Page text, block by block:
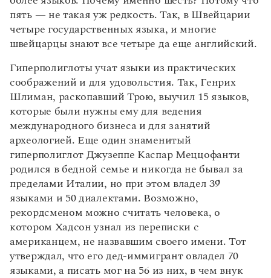
Словари русского языка как государственного
Правила русской орфографии и пунктуации
Русский язык. Краткий теоретический курс
для школьников
Письмовник
Справочник по пунктуации
Словарь-справочник трудностей
Справочник по фразеологии
Азбучные истины
Словарь-справочник непростые слова
Все справочники портала
Журнал
Новости и события
Управление в русском языке
Словарь русских имён
Словарь методических терминов
Правила русской орфографии и пунктуации
(1956)
пять — не такая уж редкость. Так, в Швейцарии
четыре государственных языка, и многие
швейцарцы знают все четыре да еще английский.
Гиперполиглоты учат языки из практических
соображений и для удовольстия. Так, Генрих
Шлиман, раскопавший Трою, выучил 15 языков,
которые были нужны ему для ведения
международного бизнеса и для занятий
археологией. Еще один знаменитый
гиперполиглот Джузеппе Каспар Меццофанти
родился в бедной семье и никогда не бывал за
пределами Италии, но при этом владел 39
языками и 50 диалектами. Возможно,
рекордсменом можно считать человека, о
котором Хадсон узнал из переписки с
американцем, не назвавшим своего имени. Тот
утверждал, что его дед-иммигрант овладел 70
языками, а писать мог на 56 из них, в чем внук